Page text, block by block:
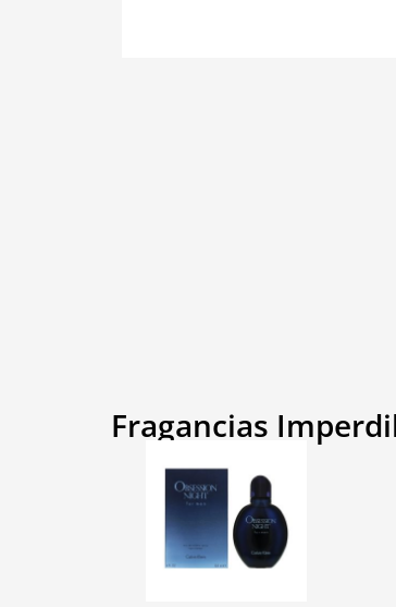
Fragancias